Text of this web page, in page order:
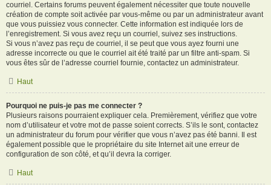
courriel. Certains forums peuvent également nécessiter que toute nouvelle
création de compte soit activée par vous-même ou par un administrateur avant
que vous puissiez vous connecter. Cette information est indiquée lors de
l’enregistrement. Si vous avez reçu un courriel, suivez ses instructions.
Si vous n’avez pas reçu de courriel, il se peut que vous ayez fourni une
adresse incorrecte ou que le courriel ait été traité par un filtre anti-spam. Si
vous êtes sûr de l’adresse courriel fournie, contactez un administrateur.
Haut
Pourquoi ne puis-je pas me connecter ?
Plusieurs raisons pourraient expliquer cela. Premièrement, vérifiez que votre
nom d’utilisateur et votre mot de passe soient corrects. S’ils le sont, contactez
un administrateur du forum pour vérifier que vous n’avez pas été banni. Il est
également possible que le propriétaire du site Internet ait une erreur de
configuration de son côté, et qu’il devra la corriger.
Haut